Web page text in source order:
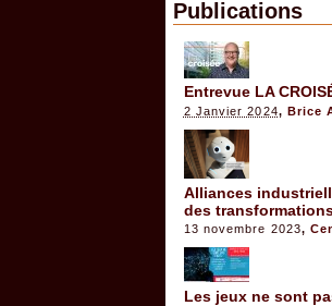
Publications
Entrevue LA
2 Janvier 2024, Brice
Alliances
des
13 novembre 2023,
Les jeux ne sont